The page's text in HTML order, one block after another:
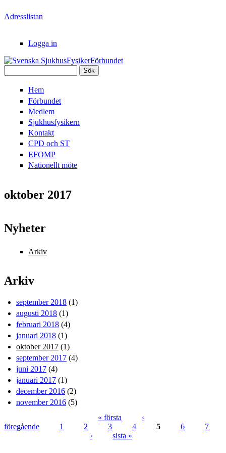
Adresslistan
Logga in
SjukhusFysikerFörbundet
Hem
Förbundet
Medlem
Sjukhusfysikern
Kontakt
CPD och ST
EFOMP
Nationellt möte
oktober 2017
Nyheter
Arkiv
Arkiv
september 2018 (1)
augusti 2018 (1)
februari 2018 (4)
januari 2018 (1)
oktober 2017 (1)
september 2017 (4)
juni 2017 (4)
januari 2017 (1)
december 2016 (2)
november 2016 (5)
Sidor
« första
‹
föregående
1 2 3 4 5 6
7
›
sista »